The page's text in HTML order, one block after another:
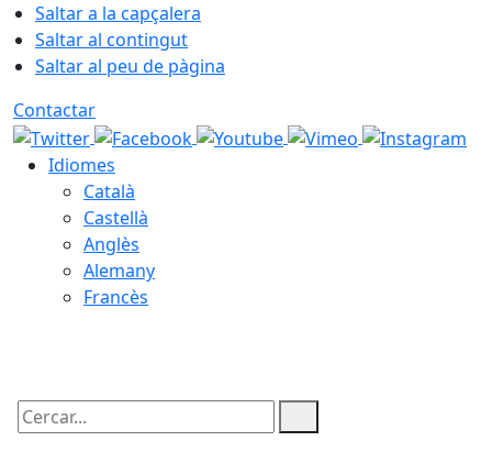
Saltar a la capçalera
Saltar al contingut
Saltar al peu de pàgina
Contactar
Idiomes
Català
Castellà
Anglès
Alemany
Francès
Cercar: